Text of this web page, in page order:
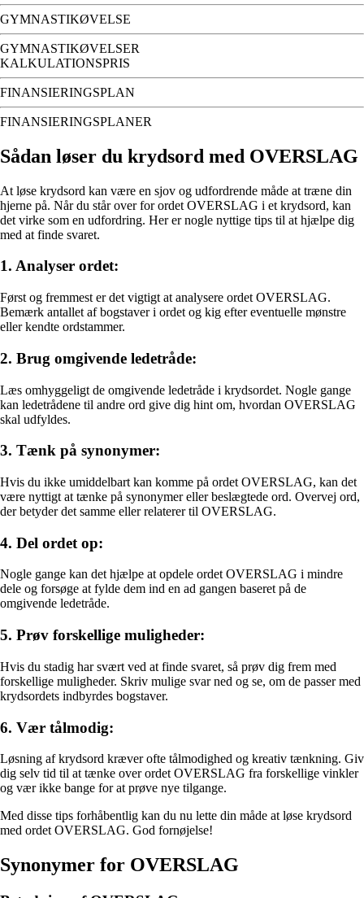
GYMNASTIKØVELSE
GYMNASTIKØVELSER
KALKULATIONSPRIS
FINANSIERINGSPLAN
FINANSIERINGSPLANER
Sådan løser du krydsord med OVERSLAG
At løse krydsord kan være en sjov og udfordrende måde at træne din
hjerne på. Når du står over for ordet OVERSLAG i et krydsord, kan
det virke som en udfordring. Her er nogle nyttige tips til at hjælpe dig
med at finde svaret.
1. Analyser ordet:
Først og fremmest er det vigtigt at analysere ordet OVERSLAG.
Bemærk antallet af bogstaver i ordet og kig efter eventuelle mønstre
eller kendte ordstammer.
2. Brug omgivende ledetråde:
Læs omhyggeligt de omgivende ledetråde i krydsordet. Nogle gange
kan ledetrådene til andre ord give dig hint om, hvordan OVERSLAG
skal udfyldes.
3. Tænk på synonymer:
Hvis du ikke umiddelbart kan komme på ordet OVERSLAG, kan det
være nyttigt at tænke på synonymer eller beslægtede ord. Overvej ord,
der betyder det samme eller relaterer til OVERSLAG.
4. Del ordet op:
Nogle gange kan det hjælpe at opdele ordet OVERSLAG i mindre
dele og forsøge at fylde dem ind en ad gangen baseret på de
omgivende ledetråde.
5. Prøv forskellige muligheder:
Hvis du stadig har svært ved at finde svaret, så prøv dig frem med
forskellige muligheder. Skriv mulige svar ned og se, om de passer med
krydsordets indbyrdes bogstaver.
6. Vær tålmodig:
Løsning af krydsord kræver ofte tålmodighed og kreativ tænkning. Giv
dig selv tid til at tænke over ordet OVERSLAG fra forskellige vinkler
og vær ikke bange for at prøve nye tilgange.
Med disse tips forhåbentlig kan du nu lette din måde at løse krydsord
med ordet OVERSLAG. God fornøjelse!
Synonymer for OVERSLAG